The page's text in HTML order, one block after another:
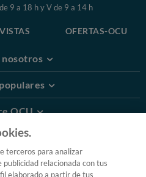
9 a 18 h y V de 9 a 14 h
OFERTAS-OCU
nosotros
OCU
OCU
terceros para analizar
relacionada con tus
elaborado a partir de tus